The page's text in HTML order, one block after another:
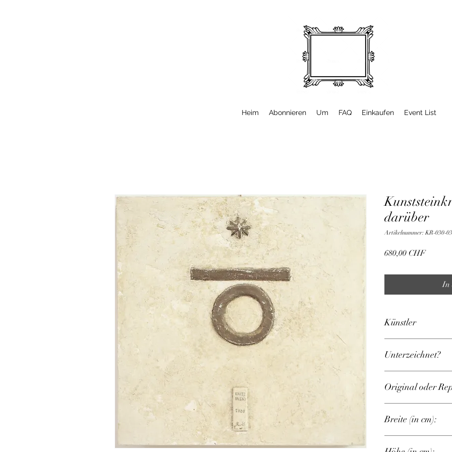
Heim Abonnieren Um FAQ Einkaufen Event List
darüber
Artikelnummer: KR-030-
680,00 CHFPreis
In
Künstler
Unterzeichnet?
Original oder
Breite (in cm):